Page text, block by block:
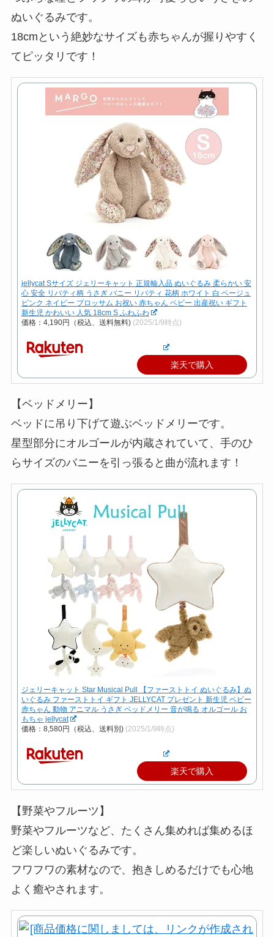
ぬいぐるみです。
18cmという絶妙なサイズも赤ちゃんが握りやすく
てピッタリです！
jellycat Sサイズ ジェリーキャット 正規輸入品 ぬいぐるみ 柔らかい 安
心 安全 リバティ柄 うさぎ バニー リバティ 花柄 ホワイト 白 ベージュ
ピンク ネイビー ブロッサム お祝い 赤ちゃん ベビー 出産祝い ギフト
新生児 かわいい 人気 18cm S ふわふわ
価格：4,190円（税込、送料無料) (2025/1/9時点)
楽天で購入
【ベッドメリー】
ベッドに吊り下げて遊ぶベッドメリーです。
星型部分にオルゴールが内蔵されていて、手のひ
らサイズのバニーを引っ張ると曲が流れます！
ジェリーキャット Star Musical Pull 【ファーストトイ ぬいぐるみ】ぬ
いぐるみ ファーストトイ ギフト JELLYCAT プレゼント 新生児 ベビー
赤ちゃん 動物 アニマル うさぎ ベッドメリー 音が鳴る オルゴール お
もちゃ jellycat
価格：8,580円（税込、送料別) (2025/1/9時点)
楽天で購入
【野菜やフルーツ】
野菜やフルーツなど、たくさん集めれば集めるほ
ど楽しいぬいぐるみです。
フワフワの素材なので、抱きしめるだけでも心地
よく癒やされます。